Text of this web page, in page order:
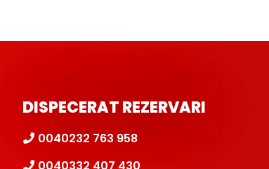
DISPECERAT REZERVARI
0040232 763 958